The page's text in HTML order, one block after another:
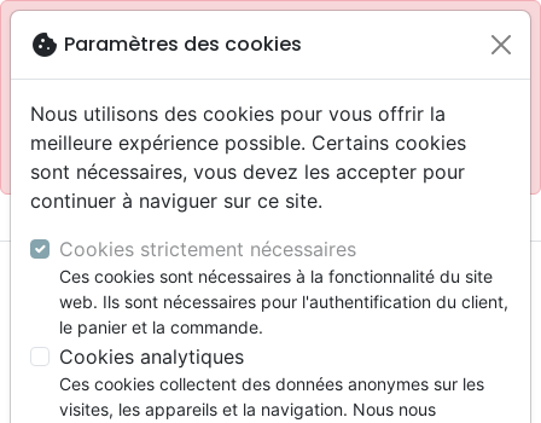
blockSite réservé aux professionnels
Accès pour les professionnels : Se connecter
Site pour le grand public : La Maison de la Bible
menu
cookie Paramètres des cookies
Nous utilisons des cookies pour vous offrir la
meilleure expérience possible. Certains cookies
sont nécessaires, vous devez les accepter pour
continuer à naviguer sur ce site.
Cookies strictement nécessaires
Ces cookies sont nécessaires à la fonctionnalité du site
web. Ils sont nécessaires pour l'authentification du client,
le panier et la commande.
Cookies analytiques
Ces cookies collectent des données anonymes sur les
visites, les appareils et la navigation. Nous nous